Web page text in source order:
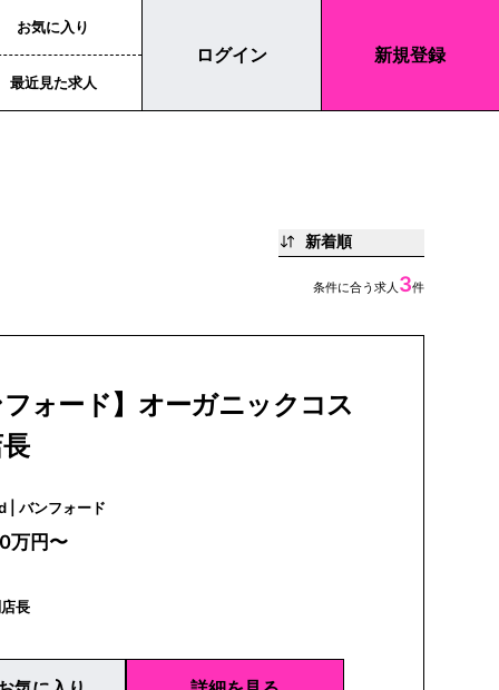
お気に入り
最近見た求人
ログイン 新規登録
新着順
条件に合う求人 3件
ォード】オーガニックコス
bamford | バンフォード
万円〜
長